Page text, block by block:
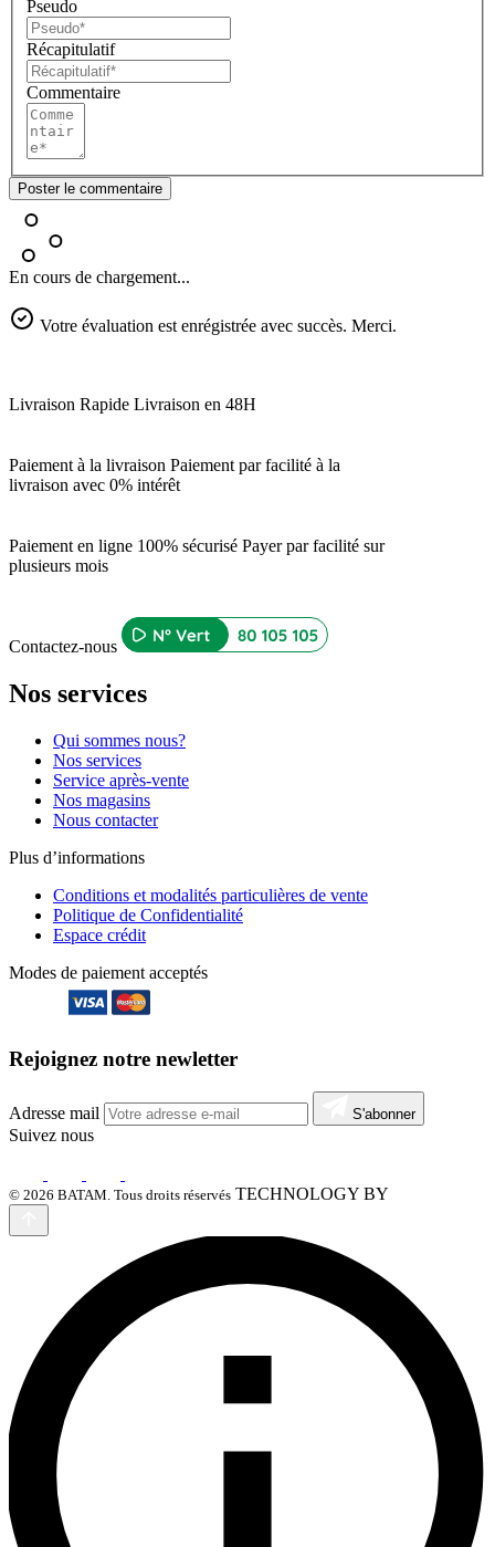
Pseudo
Récapitulatif
Commentaire
Poster le commentaire
En cours de chargement...
Votre évaluation est enrégistrée avec succès. Merci.
Livraison Rapide Livraison en 48H
Paiement à la livraison Paiement par facilité à la
livraison avec 0% intérêt
Paiement en ligne 100% sécurisé Payer par facilité sur
plusieurs mois
Contactez-nous
Nos services
Qui sommes nous?
Nos services
Service après-vente
Nos magasins
Nous contacter
Plus d’informations
Conditions et modalités particulières de vente
Politique de Confidentialité
Espace crédit
Modes de paiement acceptés
Rejoignez notre newletter
Adresse mail S'abonner
Suivez nous
© 2026 BATAM. Tous droits réservés TECHNOLOGY BY